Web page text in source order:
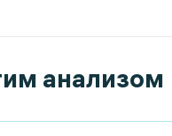
анализом